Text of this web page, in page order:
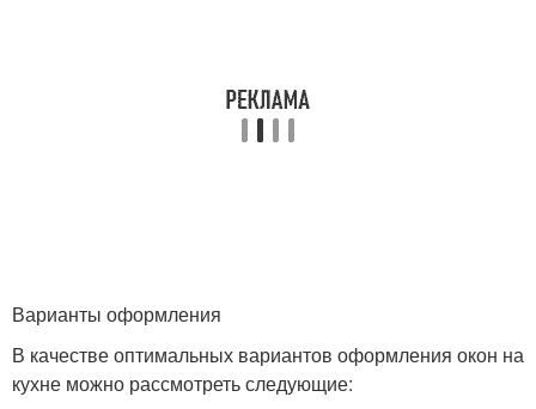
Варианты оформления
В качестве оптимальных вариантов оформления окон на
кухне можно рассмотреть следующие: